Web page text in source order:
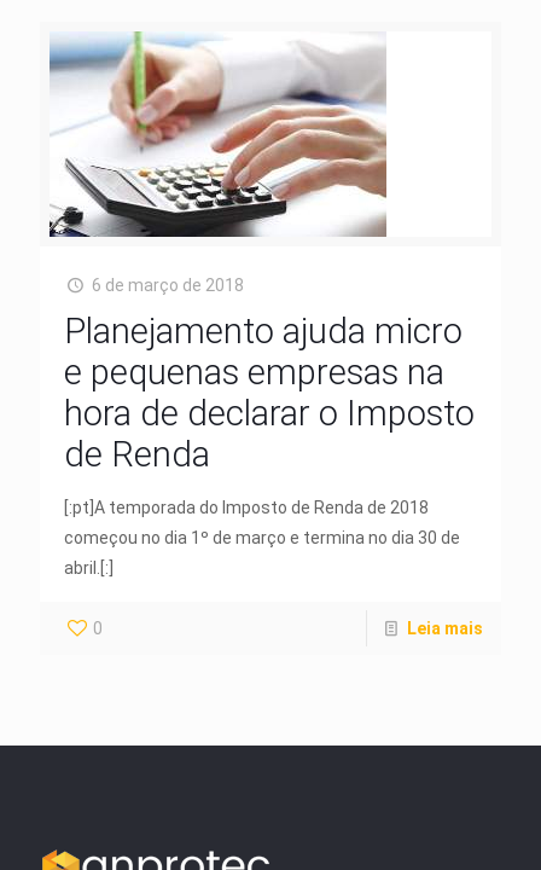
6 de março de 2018
Planejamento ajuda micro
e pequenas empresas na
hora de declarar o Imposto
de Renda
[:pt]A temporada do Imposto de Renda de 2018
começou no dia 1º de março e termina no dia 30 de
abril.[:]
0 Leia mais